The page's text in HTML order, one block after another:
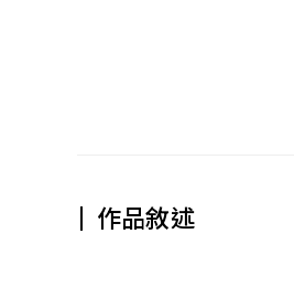
作品敘述